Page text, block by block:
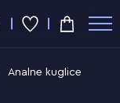
Analne kuglice